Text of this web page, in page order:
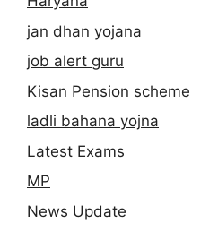
jan dhan yojana
job alert guru
Kisan Pension scheme
ladli bahana yojna
Latest Exams
MP
News Update